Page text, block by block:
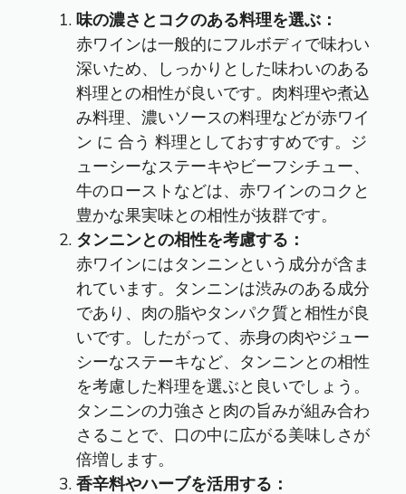
味の濃さとコクのある料理を選ぶ：
赤ワインは一般的にフルボディで味わい
深いため、しっかりとした味わいのある
料理との相性が良いです。肉料理や煮込
み料理、濃いソースの料理などが赤ワイ
ン に 合う 料理としておすすめです。ジ
ューシーなステーキやビーフシチュー、
牛のローストなどは、赤ワインのコクと
豊かな果実味との相性が抜群です。
タンニンとの相性を考慮する：
赤ワインにはタンニンという成分が含ま
れています。タンニンは渋みのある成分
であり、肉の脂やタンパク質と相性が良
いです。したがって、赤身の肉やジュー
シーなステーキなど、タンニンとの相性
を考慮した料理を選ぶと良いでしょう。
タンニンの力強さと肉の旨みが組み合わ
さることで、口の中に広がる美味しさが
倍増します。
香辛料やハーブを活用する：